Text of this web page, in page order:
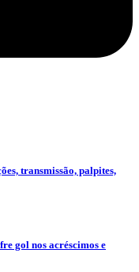
transmissão, palpites,
gol nos acréscimos e